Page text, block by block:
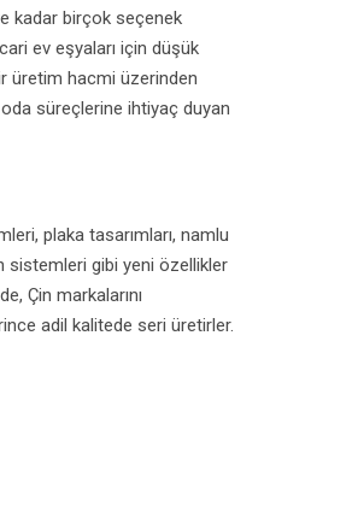
kadar birçok seçenek
ev eşyaları için düşük
üretim hacmi üzerinden
süreçlerine ihtiyaç duyan
plaka tasarımları, namlu
sistemleri gibi yeni özellikler
Çin markalarını
adil kalitede seri üretirler.